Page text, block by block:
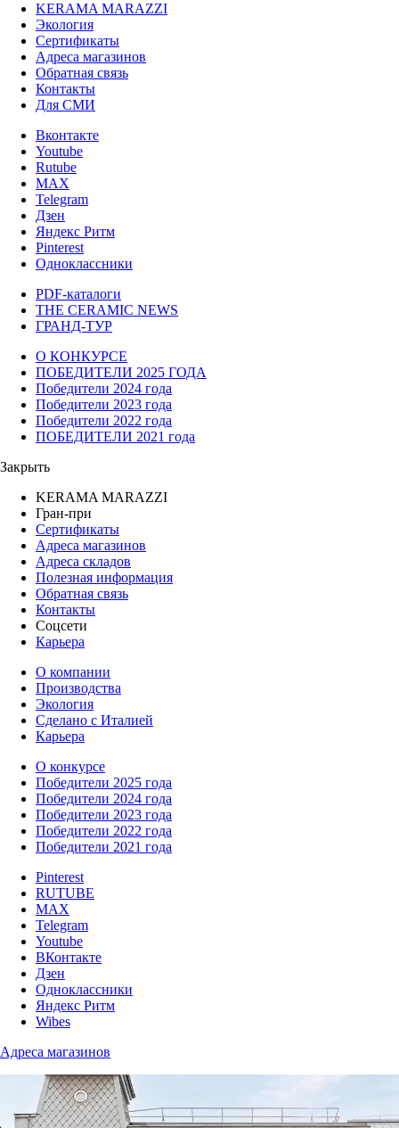
KERAMA MARAZZI
Экология
Сертификаты
Адреса магазинов
Обратная связь
Контакты
Для СМИ
Вконтакте
Youtube
Rutube
MAX
Telegram
Дзен
Яндекс Ритм
Pinterest
Одноклассники
PDF-каталоги
THE CERAMIC NEWS
ГРАНД-ТУР
О КОНКУРСЕ
ПОБЕДИТЕЛИ 2025 ГОДА
Победители 2024 года
Победители 2023 года
Победители 2022 года
ПОБЕДИТЕЛИ 2021 года
Закрыть
KERAMA MARAZZI
Гран-при
Сертификаты
Адреса магазинов
Адреса складов
Полезная информация
Обратная связь
Контакты
Соцсети
Карьера
О компании
Производства
Экология
Сделано с Италией
Карьера
О конкурсе
Победители 2025 года
Победители 2024 года
Победители 2023 года
Победители 2022 года
Победители 2021 года
Pinterest
RUTUBE
MAX
Telegram
Youtube
ВКонтакте
Дзен
Одноклассники
Яндекс Ритм
Wibes
Адреса магазинов